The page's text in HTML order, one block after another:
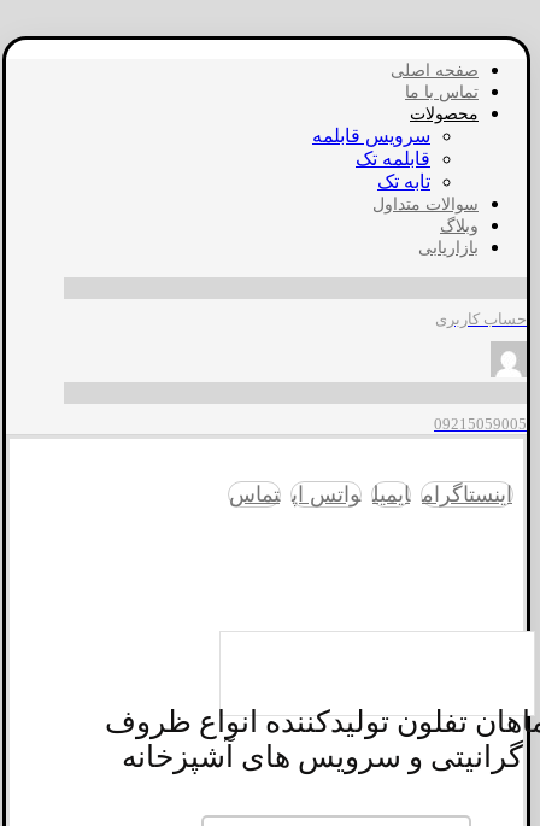
صفحه اصلی
تماس با ما
محصولات
سرویس قابلمه
قابلمه تک
تابه تک
سوالات متداول
وبلاگ
بازاریابی
حساب کاربری
09215059005
اینستاگرام ایمیل واتس اپ تماس
تفلون تولیدکننده انواع ظروف
گرانیتی و سرویس های آشپزخانه